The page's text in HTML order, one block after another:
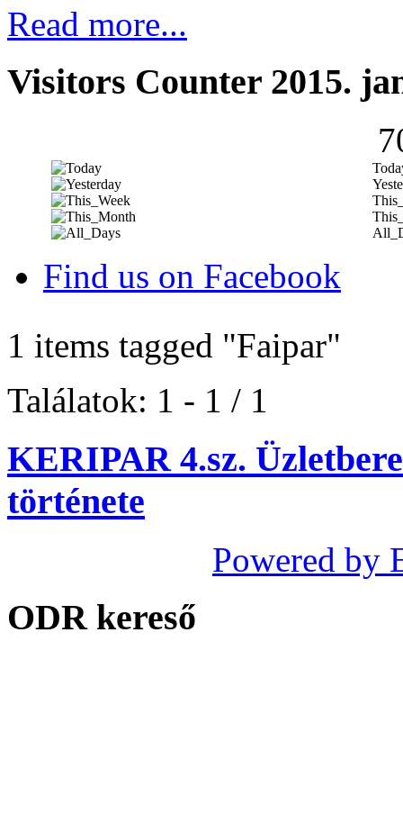
Read more...
Visitors Counter 2015.
Find us on Facebook
1 items tagged "Faipar"
Találatok: 1 - 1 / 1
KERIPAR 4.sz.
története
Powered by
ODR kereső